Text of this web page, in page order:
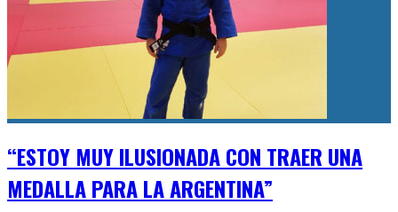
“ESTOY MUY ILUSIONADA CON TRAER UNA
MEDALLA PARA LA ARGENTINA”